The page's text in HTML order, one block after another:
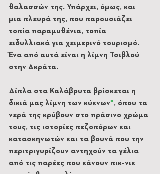
θαλασσών της. Υπάρχει, όμως, και
μια πλευρά της, που παρουσιάζει
τοπία παραμυθένια, τοπία
ειδυλλιακά για χειμερινό τουρισμό.
Ένα από αυτά είναι η λίμνη Τσιβλού
στην Ακράτα.
Δίπλα στα Καλάβρυτα βρίσκεται η
δικιά μας λίμνη των κύκνων*, όπου τα
νερά της κρύβουν στο πράσινο χρώμα
τους, τις ιστορίες πεζοπόρων και
κατασκηνωτών και τα βουνά που την
περιτριγυρίζουν αντηχούν τα γέλια
από τις παρέες που κάνουν πικ-νικ